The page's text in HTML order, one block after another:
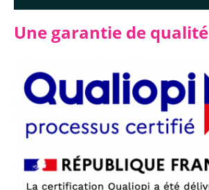
Une garantie de qualité